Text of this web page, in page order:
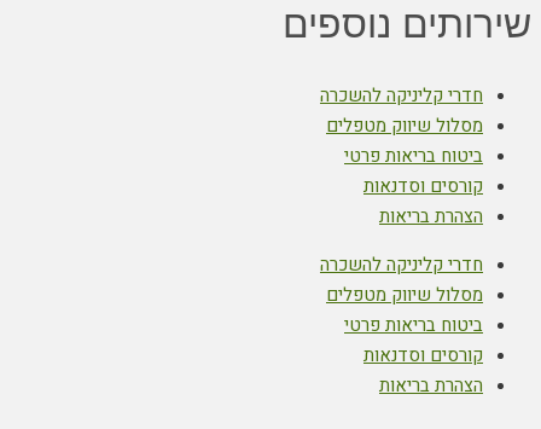
שירותים נוספים
חדרי קליניקה להשכרה
מסלול שיווק מטפלים
ביטוח בריאות פרטי
קורסים וסדנאות
הצהרת בריאות
חדרי קליניקה להשכרה
מסלול שיווק מטפלים
ביטוח בריאות פרטי
קורסים וסדנאות
הצהרת בריאות